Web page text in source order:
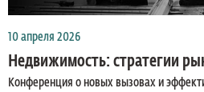
10 апреля 2026
Недвижимость: стратегии
Конференция о новых вызовах и